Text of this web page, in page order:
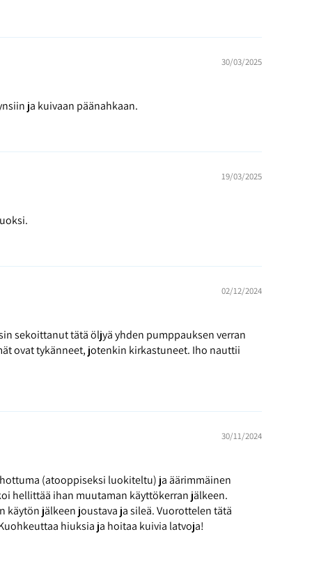
30/03/2025
ja kuivaan päänahkaan.
19/03/2025
02/12/2024
sekoittanut tätä öljyä yhden pumppauksen verran
ovat tykänneet, jotenkin kirkastuneet. Iho nauttii
30/11/2024
(atooppiseksi luokiteltu) ja äärimmäinen
hellittää ihan muutaman käyttökerran jälkeen.
jälkeen joustava ja sileä. Vuorottelen tätä
hiuksia ja hoitaa kuivia latvoja!